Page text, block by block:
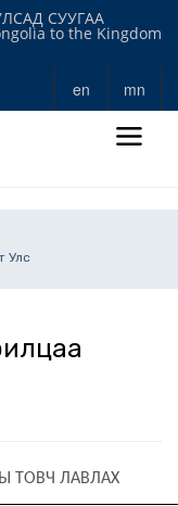
СУУГАА
to the Kingdom
en mn
Улс
ТОВЧ ЛАВЛАХ